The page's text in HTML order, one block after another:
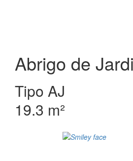
Abrigo de
Tipo AJ
19.3 m²